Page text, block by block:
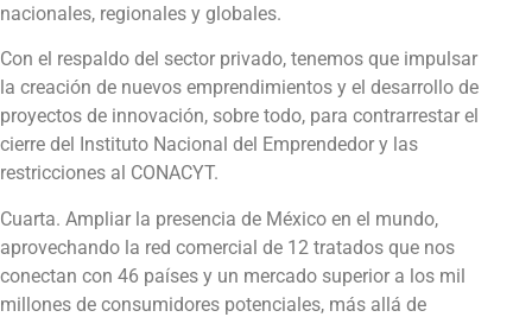
nacionales, regionales y globales.
Con el respaldo del sector privado, tenemos que impulsar
la creación de nuevos emprendimientos y el desarrollo de
proyectos de innovación, sobre todo, para contrarrestar el
cierre del Instituto Nacional del Emprendedor y las
restricciones al CONACYT.
Cuarta. Ampliar la presencia de México en el mundo,
aprovechando la red comercial de 12 tratados que nos
conectan con 46 países y un mercado superior a los mil
millones de consumidores potenciales, más allá de